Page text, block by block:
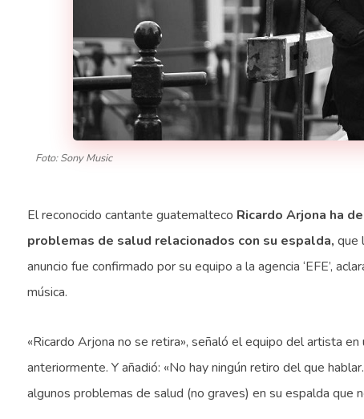
Foto: Sony Music
El reconocido cantante guatemalteco Ricardo Arjona ha
problemas de salud relacionados con su espalda, que
anuncio fue confirmado por su equipo a la agencia ‘EFE’,
música.
«Ricardo Arjona no se retira», señaló el equipo del artista
anteriormente. Y añadió: «No hay ningún retiro del que
algunos problemas de salud (no graves) en su espalda que